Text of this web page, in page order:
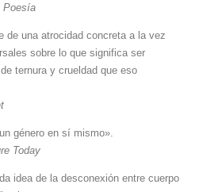
Poesía
de una atrocidad concreta a la vez
sobre lo que significa ser
ternura y crueldad que eso
género en sí mismo».
Today
idea de la desconexión entre cuerpo